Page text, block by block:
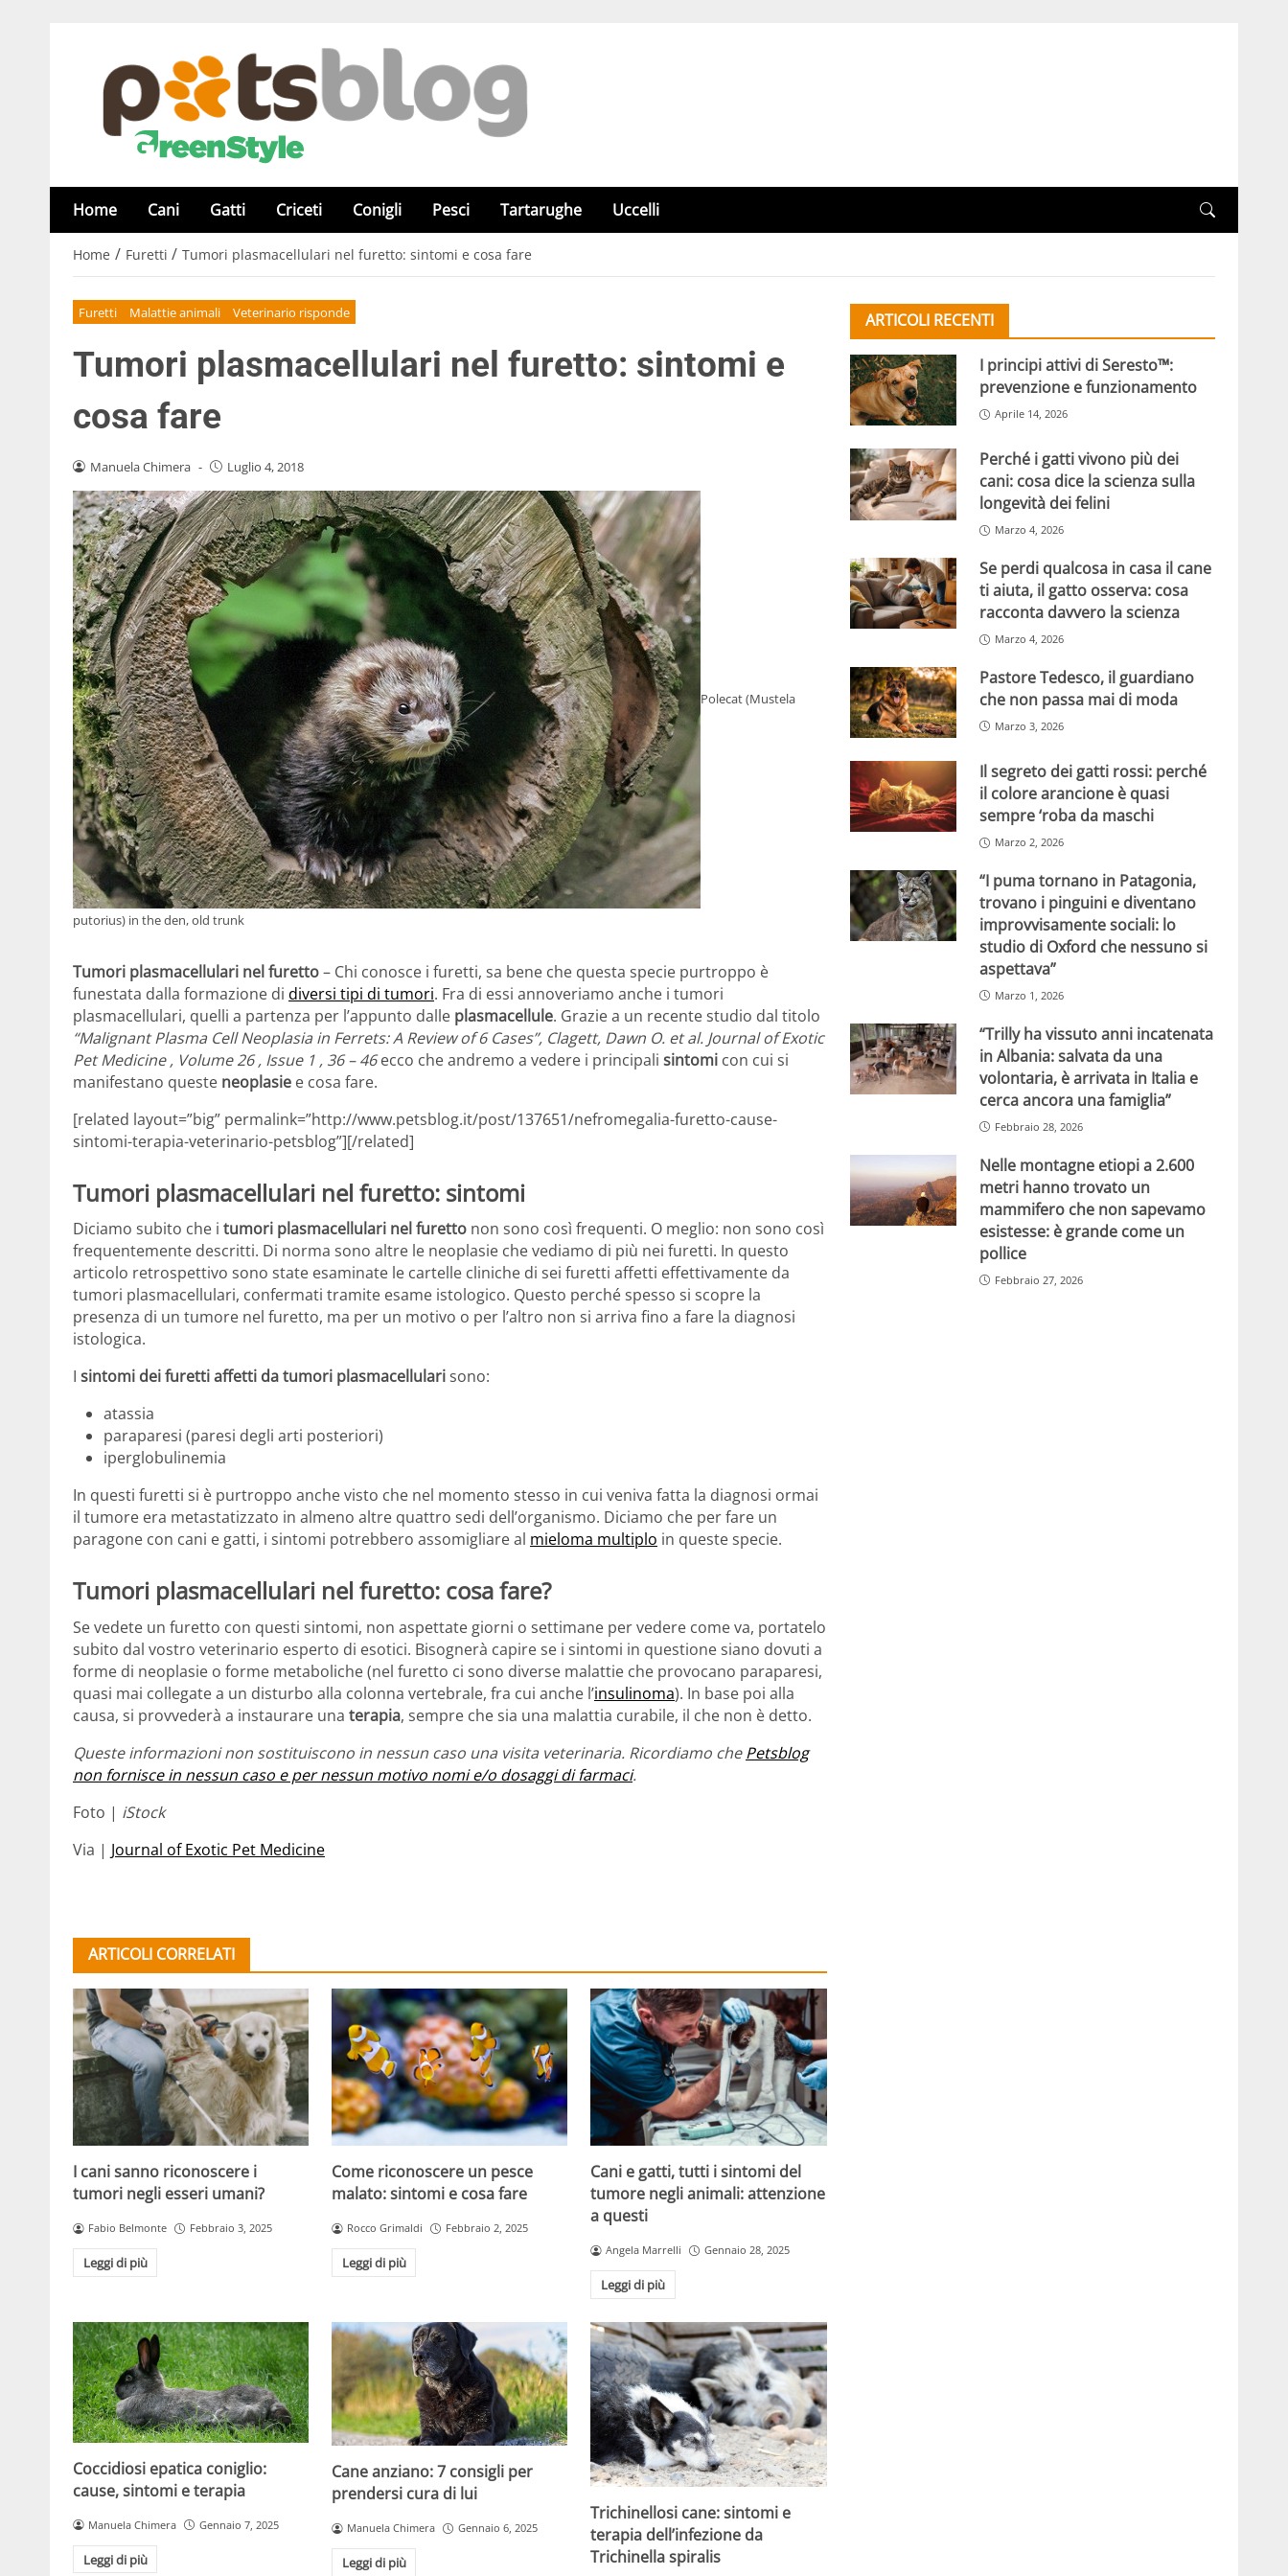
Home Cani Gatti Criceti Conigli Pesci Tartarughe Uccelli
Home / Furetti / Tumori plasmacellulari nel furetto: sintomi e cosa fare
Furetti Malattie animali Veterinario risponde
Tumori plasmacellulari nel furetto: sintomi e
cosa fare
Manuela Chimera - Luglio 4, 2018
Polecat (Mustela
putorius) in the den, old trunk
Tumori plasmacellulari nel furetto– Chi conosce i furetti, sa bene che questa specie purtroppo è
funestata dalla formazione di diversi tipi di tumori. Fra di essi annoveriamo anche i tumori
plasmacellulari, quelli a partenza per l’appunto dalle plasmacellule. Grazie a un recente studio dal titolo
“Malignant Plasma Cell Neoplasia in Ferrets: A Review of 6 Cases”, Clagett, Dawn O. et al. Journal of Exotic
Pet Medicine , Volume 26 , Issue 1 , 36 – 46ecco che andremo a vedere i principali sintomi con cui si
manifestano queste neoplasie e cosa fare.
[related layout=”big” permalink=”http://www.petsblog.it/post/137651/nefromegalia-furetto-cause-
sintomi-terapia-veterinario-petsblog”][/related]
Tumori plasmacellulari nel furetto: sintomi
Diciamo subito che i tumori plasmacellulari nel furetto non sono così frequenti. O meglio: non sono così
frequentemente descritti. Di norma sono altre le neoplasie che vediamo di più nei furetti. In questo
articolo retrospettivo sono state esaminate le cartelle cliniche di sei furetti affetti effettivamente da
tumori plasmacellulari, confermati tramite esame istologico. Questo perché spesso si scopre la
presenza di un tumore nel furetto, ma per un motivo o per l’altro non si arriva fino a fare la diagnosi
istologica.
I sintomi dei furetti affetti da tumori plasmacellularisono:
atassia
paraparesi (paresi degli arti posteriori)
iperglobulinemia
In questi furetti si è purtroppo anche visto che nel momento stesso in cui veniva fatta la diagnosi ormai
il tumore era metastatizzato in almeno altre quattro sedi dell’organismo. Diciamo che per fare un
paragone con cani e gatti, i sintomi potrebbero assomigliare al mieloma multiplo in queste specie.
Tumori plasmacellulari nel furetto: cosa fare?
Se vedete un furetto con questi sintomi, non aspettate giorni o settimane per vedere come va, portatelo
subito dal vostro veterinario esperto di esotici. Bisognerà capire se i sintomi in questione siano dovuti a
forme di neoplasie o forme metaboliche (nel furetto ci sono diverse malattie che provocano paraparesi,
quasi mai collegate a un disturbo alla colonna vertebrale, fra cui anche l’insulinoma). In base poi alla
causa, si provvederà a instaurare una terapia, sempre che sia una malattia curabile, il che non è detto.
Queste informazioni non sostituiscono in nessun caso una visita veterinaria. Ricordiamo chePetsblog
non fornisce in nessun caso e per nessun motivo nomi e/o dosaggi di farmaci.
Foto | iStock
Via | Journal of Exotic Pet Medicine
ARTICOLI CORRELATI
I cani sanno riconoscere i
tumori negli esseri umani?
Fabio Belmonte Febbraio 3, 2025
Leggi di più
Come riconoscere un pesce
malato: sintomi e cosa fare
Rocco Grimaldi Febbraio 2, 2025
Leggi di più
Cani e gatti, tutti i sintomi del
tumore negli animali: attenzione
a questi
Angela Marrelli Gennaio 28, 2025
Leggi di più
Coccidiosi epatica coniglio:
cause, sintomi e terapia
Manuela Chimera Gennaio 7, 2025
Leggi di più
Cane anziano: 7 consigli per
prendersi cura di lui
Manuela Chimera Gennaio 6, 2025
Leggi di più
Trichinellosi cane: sintomi e
terapia dell’infezione da
Trichinella spiralis
ARTICOLI RECENTI
I principi attivi di Seresto™:
prevenzione e funzionamento
Aprile 14, 2026
Perché i gatti vivono più dei
cani: cosa dice la scienza sulla
longevità dei felini
Marzo 4, 2026
Se perdi qualcosa in casa il cane
ti aiuta, il gatto osserva: cosa
racconta davvero la scienza
Marzo 4, 2026
Pastore Tedesco, il guardiano
che non passa mai di moda
Marzo 3, 2026
Il segreto dei gatti rossi: perché
il colore arancione è quasi
sempre ‘roba da maschi
Marzo 2, 2026
“I puma tornano in Patagonia,
trovano i pinguini e diventano
improvvisamente sociali: lo
studio di Oxford che nessuno si
aspettava”
Marzo 1, 2026
“Trilly ha vissuto anni incatenata
in Albania: salvata da una
volontaria, è arrivata in Italia e
cerca ancora una famiglia”
Febbraio 28, 2026
Nelle montagne etiopi a 2.600
metri hanno trovato un
mammifero che non sapevamo
esistesse: è grande come un
pollice
Febbraio 27, 2026